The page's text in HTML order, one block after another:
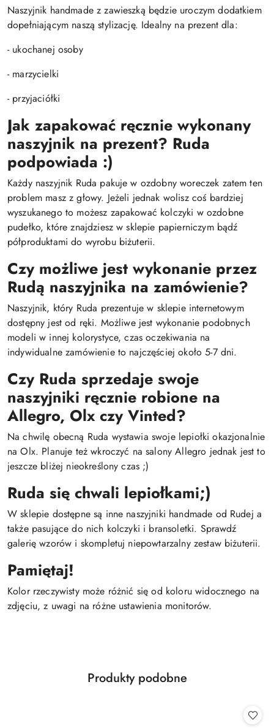
Naszyjnik handmade z zawieszką będzie uroczym dodatkiem
dopełniającym naszą stylizację. Idealny na prezent dla:
- ukochanej osoby
- marzycielki
- przyjaciółki
Jak zapakować ręcznie wykonany
naszyjnik na prezent? Ruda
podpowiada :)
Każdy naszyjnik Ruda pakuje w ozdobny woreczek zatem ten
problem masz z głowy. Jeżeli jednak wolisz coś bardziej
wyszukanego to możesz zapakować kolczyki w ozdobne
pudełko, które znajdziesz w sklepie papierniczym bądź
półproduktami do wyrobu biżuterii.
Czy możliwe jest wykonanie przez
Rudą naszyjnika na zamówienie?
Naszyjnik, który Ruda prezentuje w sklepie internetowym
dostępny jest od ręki. Możliwe jest wykonanie podobnych
modeli w innej kolorystyce, czas oczekiwania na
indywidualne zamówienie to najczęściej około 5-7 dni.
Czy Ruda sprzedaje swoje
naszyjniki ręcznie robione na
Allegro, Olx czy Vinted?
Na chwilę obecną Ruda wystawia swoje lepiołki okazjonalnie
na Olx. Planuje też wkroczyć na salony Allegro jednak jest to
jeszcze bliżej nieokreślony czas ;)
Ruda się chwali lepiołkami;)
W sklepie dostępne są inne naszyjniki handmade od Rudej a
także pasujące do nich kolczyki i bransoletki. Sprawdź
galerię wzorów i skompletuj niepowtarzalny zestaw biżuterii.
Pamiętaj!
Kolor rzeczywisty może różnić się od koloru widocznego na
zdjęciu, z uwagi na różne ustawienia monitorów.
Pomiń karuzelę produktów
Produkty
Produkty podobne